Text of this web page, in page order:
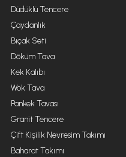
Düdüklü Tencere
Çaydanlık
Bıçak Seti
Döküm Tava
Kek Kalıbı
Wok Tava
Pankek Tavası
Granit Tencere
Çift Kişilik Nevresim Takımı
Baharat Takımı